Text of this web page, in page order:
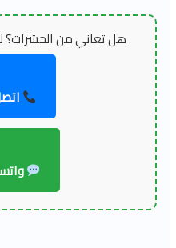
هل تعاني من الحشرات؟